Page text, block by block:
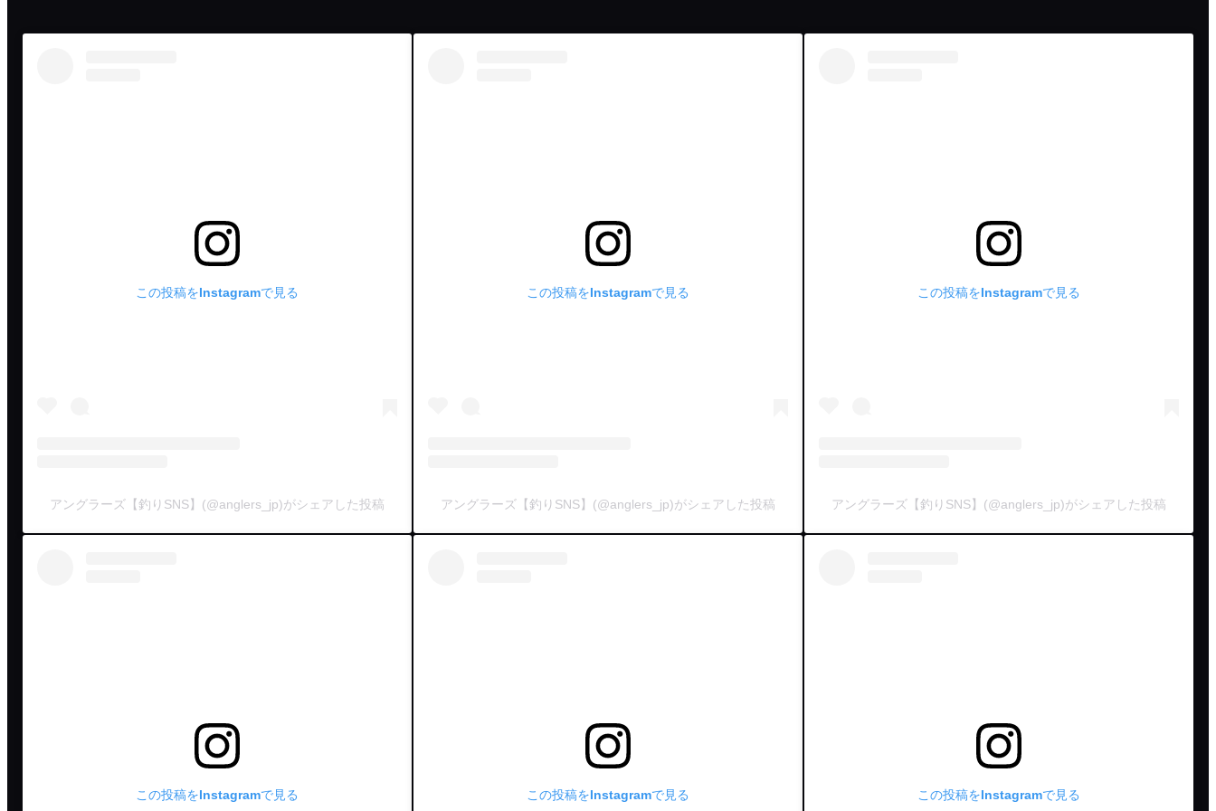
この投稿をInstagramで見る
アングラーズ【釣りSNS】(@anglers_jp)がシェアした投稿
この投稿をInstagramで見る
アングラーズ【釣りSNS】(@anglers_jp)がシェアした投稿
この投稿をInstagramで見る
アングラーズ【釣りSNS】(@anglers_jp)がシェアした投稿
この投稿をInstagramで見る この投稿をInstagramで見る この投稿をInstagramで見る